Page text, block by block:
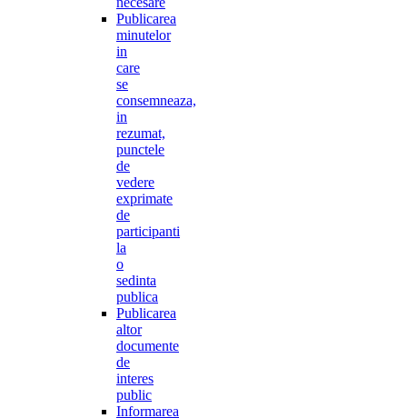
Publicarea
minutelor
in
care
se
consemneaza,
in
rezumat,
punctele
de
vedere
exprimate
de
participanti
la
o
sedinta
publica
Publicarea
altor
documente
de
interes
public
Informarea